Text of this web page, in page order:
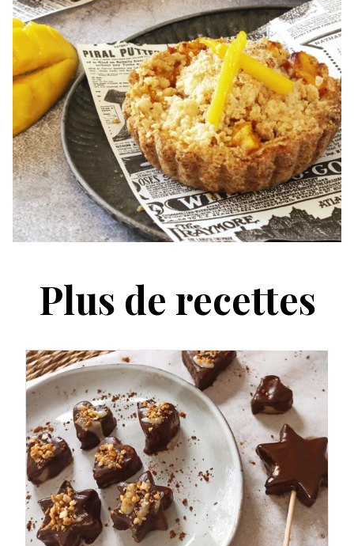
Plus de recettes